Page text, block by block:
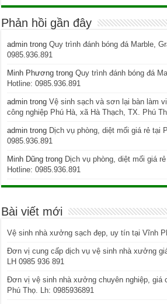
Phản hồi gần đây
admin trongQuy trình đánh bóng đá Marble,
0985.936.891
Minh Phương trongQuy trình đánh bóng đá
Hotline: 0985.936.891
admin trongVệ sinh sạch và sơn lại bàn làm
công nghiệp Phú Hà, xã Hà Thạch, TX. Phú
admin trong Dịch vụ phòng, diệt mối giá rẻ tại
0985.936.891
Minh Dũng trong Dịch vụ phòng, diệt mối giá
Hotline: 0985.936.891
Bài viết mới
Vệ sinh nhà xưởng sạch đẹp, uy tín tại Vĩnh
Đơn vị cung cấp dịch vụ vệ sinh nhà xưởng
LH 0985 936 891
Đơn vị vệ sinh nhà xưởng chuyên nghiệp, giá
Phú Thọ. Lh: 0985936891